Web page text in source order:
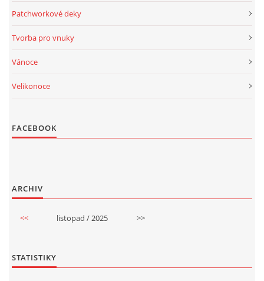
Patchworkové deky
Tvorba pro vnuky
Vánoce
Velikonoce
FACEBOOK
ARCHIV
<< listopad / 2025 >>
STATISTIKY